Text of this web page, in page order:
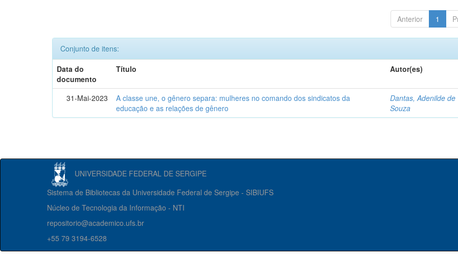
Anterior 1
Conjunto de itens:
Data do
documento
Título Autor(es)
31-Mai-2023
A classe une, o gênero separa: mulheres no comando dos sindicatos da
educação e as relações de gênero
Dantas, Adenilde de
Souza
UNIVERSIDADE FEDERAL DE SERGIPE
Sistema de Bibliotecas da Universidade Federal de Sergipe - SIBIUFS
Núcleo de Tecnologia da Informação - NTI
repositorio@academico.ufs.br
+55 79 3194-6528